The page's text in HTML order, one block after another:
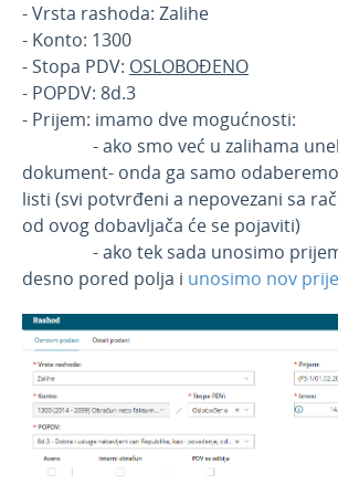
Otvorene stavke
Zalihe-po pros. nabavnim vred.
Zalihe-po prod. vred. sa PDV
Nepovezana maloprodaja
Predračuni
Banka
Blagajna
Primljene narudžbine
Izdate narudžbine
Radni nalozi
Mobilna aplikacija
Obračun kamate
Povezivanje sa POS
- Vrsta rashoda: Zalihe
- Konto: 1300
- Stopa PDV: OSLOBOĐENO
- POPDV: 8d.3
- Prijem: imamo dve mogućnosti:
- ako smo već u zalihama uneli
dokument- onda ga samo
listi (svi potvrđeni a nepovezani sa
od ovog dobavljača će se pojaviti)
- ako tek sada unosimo prijem
desno pored polja i unosimo nov